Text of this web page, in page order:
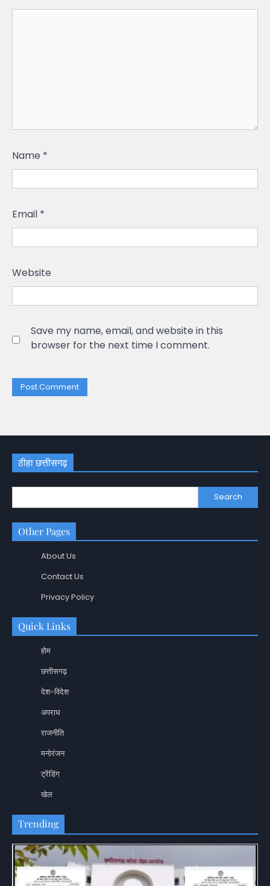
Name *
Email *
Website
Save my name, email, and website in this
browser for the next time I comment.
ठीहा छत्तीसगढ़
Search
Other Pages
About Us
Contact Us
Privacy Policy
Quick Links
होम
छत्तीसगढ़
देश-विदेश
अपराध
राजनीति
मनोरंजन
ट्रेंडिंग
खेल
Trending